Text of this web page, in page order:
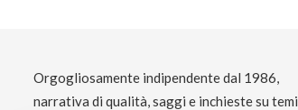
Orgogliosamente indipendente dal 1986,
narrativa di qualità, saggi e inchieste su temi